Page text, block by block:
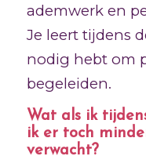
ademwerk en
Je leert tijdens
nodig hebt om
begeleiden.
Wat als ik
ik er toch
verwacht?